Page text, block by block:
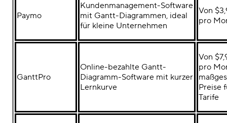
Paymo
Kundenmanagement-Software
mit Gantt-Diagrammen, ideal
für kleine Unternehmen
Von
pro
GanttPro
Online-bezahlte Gantt-
Diagramm-Software mit kurzer
Lernkurve
Von
pro
Preise
Tarife